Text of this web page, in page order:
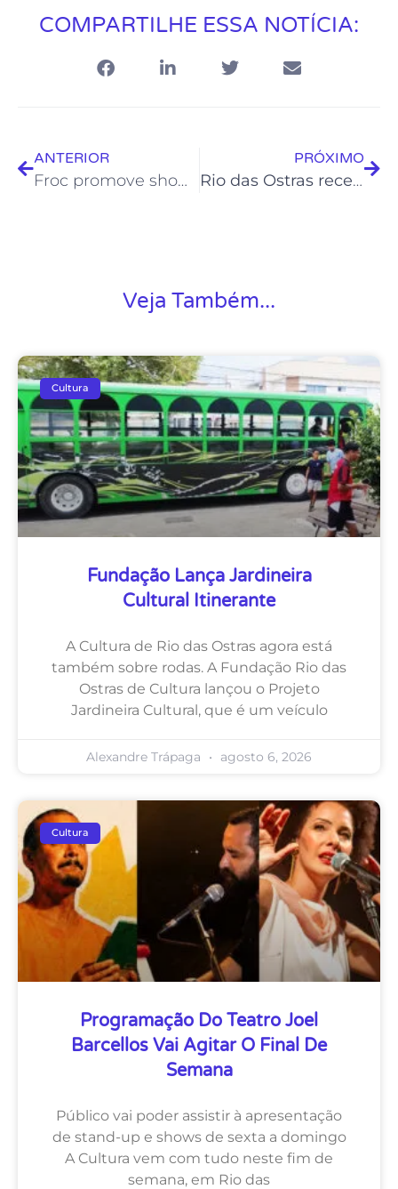
COMPARTILHE ESSA NOTÍCIA:
ANTERIOR
Froc promove shows com talentos locais no Verão Rio das Ostras
PRÓXIMO
Rio das Ostras recebe espetáculo “Carrilhão” que mistura teatro e circo
Veja Também...
Cultura
Fundação Lança Jardineira
Cultural Itinerante
A Cultura de Rio das Ostras agora está
também sobre rodas. A Fundação Rio das
Ostras de Cultura lançou o Projeto
Jardineira Cultural, que é um veículo
Alexandre Trápaga agosto 6, 2026
Cultura
Programação Do Teatro Joel
Barcellos Vai Agitar O Final De
Semana
Público vai poder assistir à apresentação
de stand-up e shows de sexta a domingo
A Cultura vem com tudo neste fim de
semana, em Rio das